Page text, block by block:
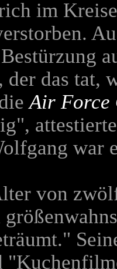
im
der das tat,
Air Force
war
von